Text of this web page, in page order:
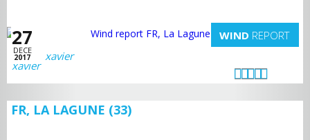
27
DECE
2017
WIND REPORT
xavier
FR, LA LAGUNE (33)